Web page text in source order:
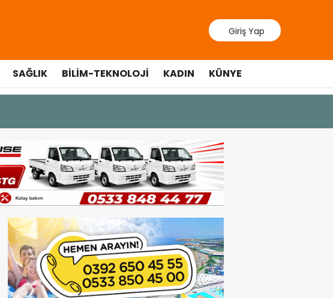
Giriş Yap
SAĞLIK BILIM-TEKNOLOJI KADIN KÜNYE